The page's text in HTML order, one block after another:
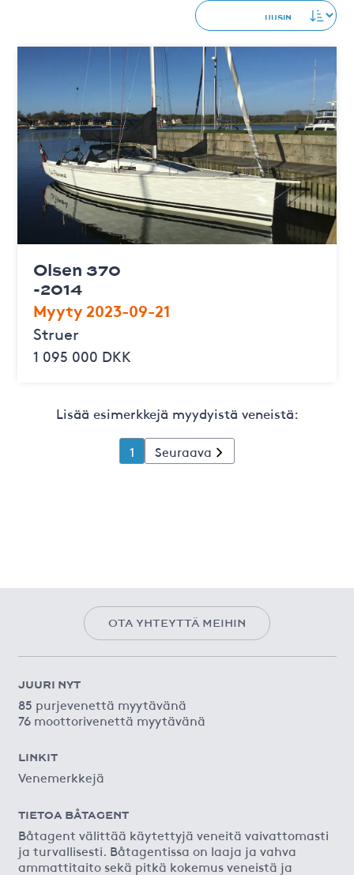
Olsen 370
-2014
Myyty 2023-09-21
Struer
1 095 000 DKK
Lisää esimerkkejä myydyistä veneistä:
1 Seuraava
OTA YHTEYTTÄ MEIHIN
JUURI NYT
85 purjevenettä myytävänä
76 moottorivenettä myytävänä
LINKIT
Venemerkkejä
TIETOA BÅTAGENT
Båtagent välittää käytettyjä veneitä vaivattomasti
ja turvallisesti. Båtagentissa on laaja ja vahva
ammattitaito sekä pitkä kokemus veneistä ja